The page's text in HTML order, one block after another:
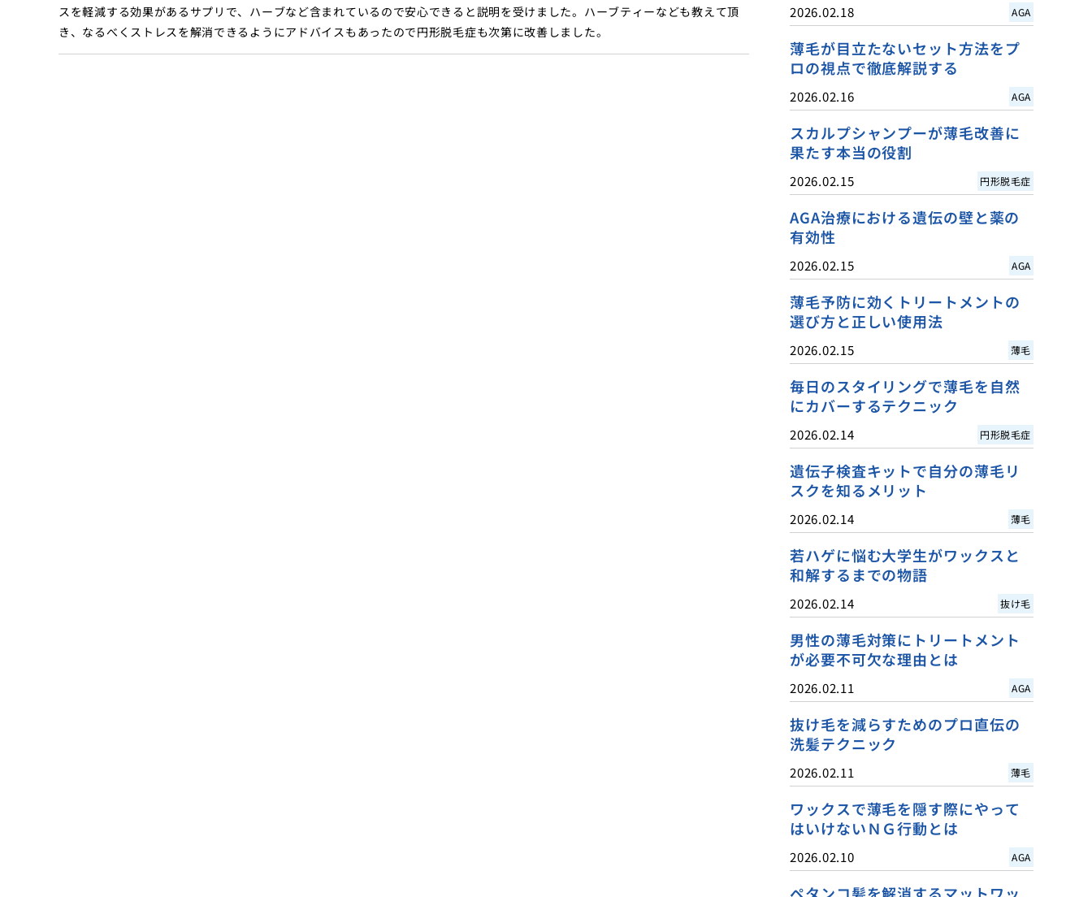
スを軽減する効果があるサプリで、ハーブなど含まれているので安心できると説明を受けました。ハーブティーなども教えて頂
き、なるべくストレスを解消できるようにアドバイスもあったので円形脱毛症も次第に改善しました。
2026.02.18 AGA
薄毛が目立たないセット方法をプ
ロの視点で徹底解説する
2026.02.16 AGA
スカルプシャンプーが薄毛改善に
果たす本当の役割
2026.02.15 円形脱毛症
AGA治療における遺伝の壁と薬の
有効性
2026.02.15 AGA
薄毛予防に効くトリートメントの
選び方と正しい使用法
2026.02.15 薄毛
毎日のスタイリングで薄毛を自然
にカバーするテクニック
2026.02.14 円形脱毛症
遺伝子検査キットで自分の薄毛リ
スクを知るメリット
2026.02.14 薄毛
若ハゲに悩む大学生がワックスと
和解するまでの物語
2026.02.14 抜け毛
男性の薄毛対策にトリートメント
が必要不可欠な理由とは
2026.02.11 AGA
抜け毛を減らすためのプロ直伝の
洗髪テクニック
2026.02.11 薄毛
ワックスで薄毛を隠す際にやって
はいけないＮＧ行動とは
2026.02.10 AGA